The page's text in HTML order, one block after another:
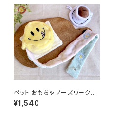
ペット おもちゃ ノーズワークト
イ スマイルケーキ/わんこ いぬ
ペット おもちゃ ぬいぐるみ
¥1,540